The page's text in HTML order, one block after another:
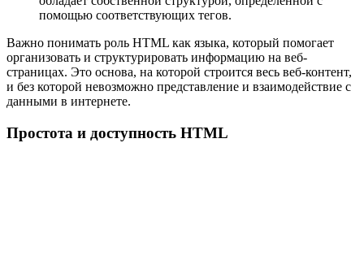
помощью соответствующих тегов.
Важно понимать роль HTML как языка, который помогает
организовать и структурировать информацию на веб-
страницах. Это основа, на которой строится весь веб-контент,
и без которой невозможно представление и взаимодействие с
данными в интернете.
Простота и доступность HTML